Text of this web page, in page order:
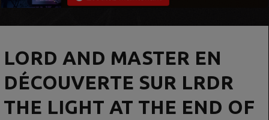
LORD AND MASTER EN
DÉCOUVERTE SUR LRDR
THE LIGHT AT THE END OF